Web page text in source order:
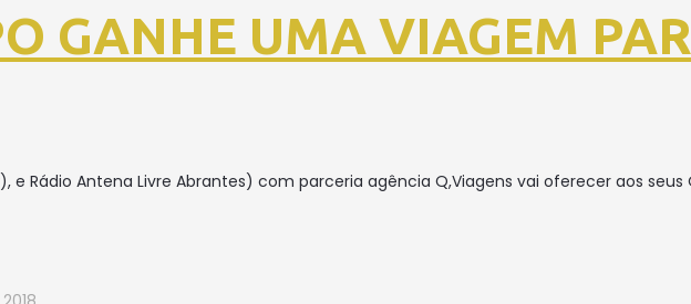
GANHE UMA VIAGEM
e Rádio Antena Livre Abrantes) com parceria agência Q,Viagens vai oferecer aos